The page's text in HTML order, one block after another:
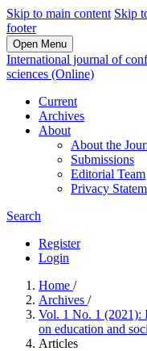
Skip to main content Skip
footer
Open Menu
International journal of
sciences (Online)
Current
Archives
About
About the
Submissions
Editorial Team
Privacy
Search
Register
Login
Home /
Archives /
Vol. 1 No. 1 (2021):
on education and
Articles